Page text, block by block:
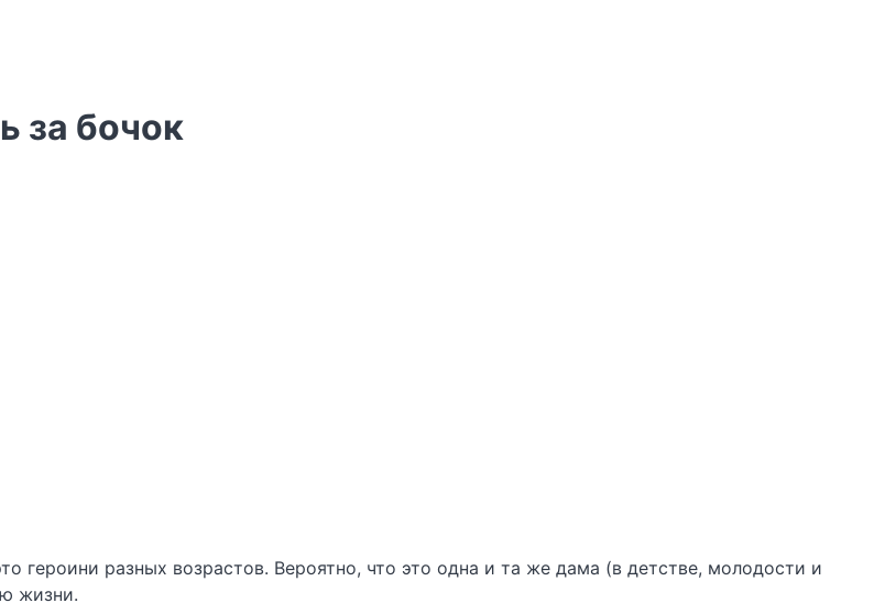
за бочок
разных возрастов. Вероятно, что это одна и та же дама (в детстве, молодости и
жизни.